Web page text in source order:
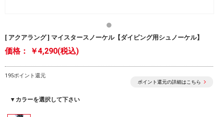
[ アクアラング ] マイスタースノーケル【ダイビング用シュノーケル】
価格： ￥4,290(税込)
195ポイント還元
ポイント還元の詳細はこちら
▼カラーを選択して下さい